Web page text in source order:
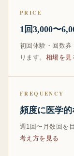
PRICE
1回3,000〜
初回体験・回数券
ります。 相場を見
FREQUENCY
頻度に医学
週1回〜月数回を
考え方を見る